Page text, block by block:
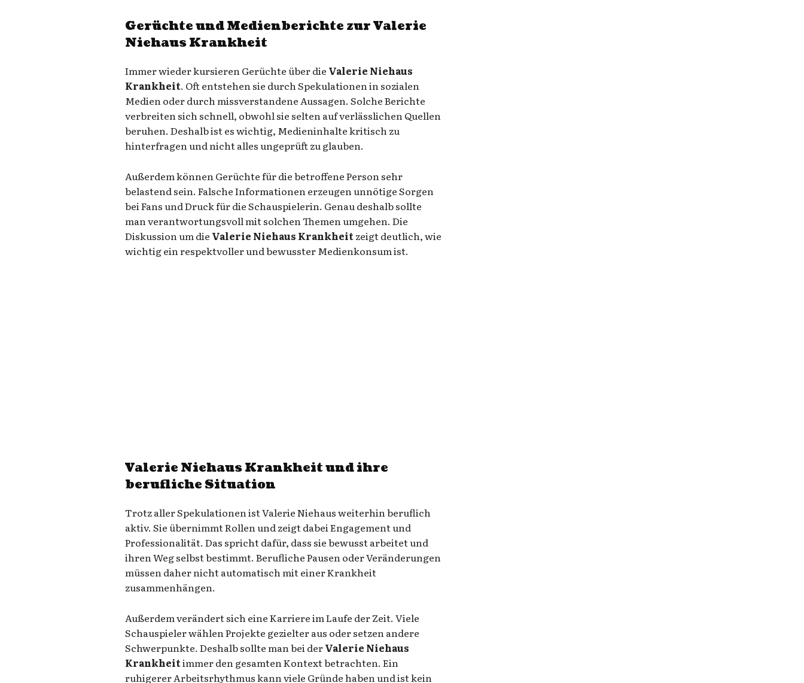
Gerüchte und Medienberichte zur Valerie
Niehaus Krankheit
Immer wieder kursieren Gerüchte über die Valerie Niehaus
Krankheit. Oft entstehen sie durch Spekulationen in sozialen
Medien oder durch missverstandene Aussagen. Solche Berichte
verbreiten sich schnell, obwohl sie selten auf verlässlichen Quellen
beruhen. Deshalb ist es wichtig, Medieninhalte kritisch zu
hinterfragen und nicht alles ungeprüft zu glauben.
Außerdem können Gerüchte für die betroffene Person sehr
belastend sein. Falsche Informationen erzeugen unnötige Sorgen
bei Fans und Druck für die Schauspielerin. Genau deshalb sollte
man verantwortungsvoll mit solchen Themen umgehen. Die
Diskussion um die Valerie Niehaus Krankheitzeigt deutlich, wie
wichtig ein respektvoller und bewusster Medienkonsum ist.
Valerie Niehaus Krankheit und ihre
berufliche Situation
Trotz aller Spekulationen ist Valerie Niehaus weiterhin beruflich
aktiv. Sie übernimmt Rollen und zeigt dabei Engagement und
Professionalität. Das spricht dafür, dass sie bewusst arbeitet und
ihren Weg selbst bestimmt. Berufliche Pausen oder Veränderungen
müssen daher nicht automatisch mit einer Krankheit
zusammenhängen.
Außerdem verändert sich eine Karriere im Laufe der Zeit. Viele
Schauspieler wählen Projekte gezielter aus oder setzen andere
Schwerpunkte. Deshalb sollte man bei derValerie Niehaus
Krankheitimmer den gesamten Kontext betrachten. Ein
ruhigerer Arbeitsrhythmus kann viele Gründe haben und ist kein